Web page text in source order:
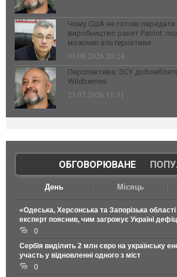
Чому США не готові передати
виробництво ракет Patriot:
можливі альтернативи
03.08.2026 20:24
Перспектива: ЗСУ добомблять
Wildberries
23.07.2026 11:31
ОБГОВОРЮВАНЕ|
День Місяць
«Одеська, Херсонська та Запорізька області
експерт пояснив, чим загрожує Україні
0
Сербія виділить 2 млн євро на українську
участь у відновленні одного з міст
0